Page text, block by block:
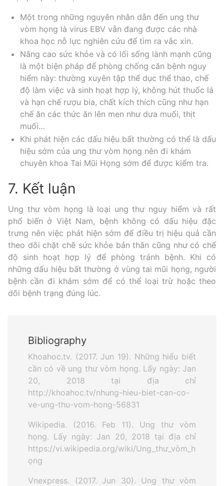
Một trong những nguyên nhân dẫn đến ung thư
vòm họng là virus EBV vẫn đang được các nhà
khoa học nỗ lực nghiên cứu để tìm ra vắc xin.
Nâng cao sức khỏe và có lối sống lành mạnh cũng
là một biện pháp để phòng chống căn bệnh nguy
hiểm này: thường xuyên tập thể dục thể thao, chế
độ làm việc và sinh hoạt hợp lý, không hút thuốc lá
và hạn chế rượu bia, chất kích thích cũng như hạn
chế ăn các thức ăn lên men như dưa muối, thịt
muối…
Khi phát hiện các dấu hiệu bất thường có thể là dấu
hiệu sớm của ung thư vòm họng nên đi khám
chuyên khoa Tai Mũi Họng sớm để được kiểm tra.
7. Kết luận
Ung thư vòm họng là loại ung thư nguy hiểm và rất
phổ biến ở Việt Nam, bệnh không có dấu hiệu đặc
trưng nên việc phát hiện sớm để điều trị hiệu quả cần
theo dõi chặt chẽ sức khỏe bản thân cũng như có chế
độ sinh hoạt hợp lý để phòng tránh bệnh. Khi có
những dấu hiệu bất thường ở vùng tai mũi họng, người
bệnh cần đi khám sớm để có thể loại trừ hoặc theo
dõi bệnh trạng đúng lúc.
Bibliography
Khoahoc.tv. (2017. Jun 19). Những hiểu biết
cần có về ung thư vòm họng. Lấy ngày: Jan
20, 2018 tại địa chỉ
http://khoahoc.tv/nhung-hieu-biet-can-co-
ve-ung-thu-vom-hong-56831
Wikipedia. (2016. Feb 11). Ung thư vòm
họng. Lấy ngày: Jan 20, 2018 tại địa chỉ
https://vi.wikipedia.org/wiki/Ung_thư_vòm_h
ọng
Vnexpress. (2017. Jun 30). Ung thư vòm